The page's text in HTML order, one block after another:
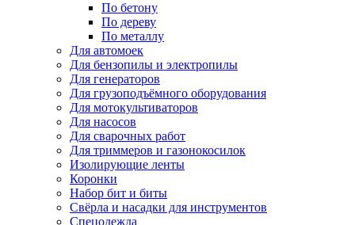
По бетону
По дереву
По металлу
Для автомоек
Для бензопилы и электропилы
Для генераторов
Для грузоподъёмного оборудования
Для мотокультиваторов
Для насосов
Для сварочных работ
Для триммеров и газонокосилок
Изолирующие ленты
Коронки
Набор бит и биты
Свёрла и насадки для инструментов
Спецодежда